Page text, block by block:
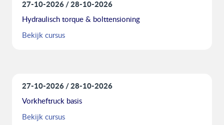
27-10-2026 28-10-2026
Hydraulisch torque & bolttensioning
Bekijk cursus
27-10-2026 28-10-2026
Vorkheftruck basis
Bekijk cursus